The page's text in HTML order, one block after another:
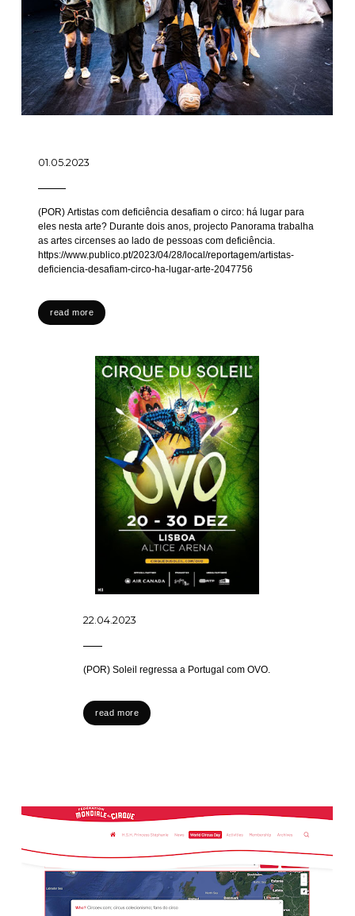
01.05.2023
(POR) Artistas com deficiência desafiam o circo: há lugar para
eles nesta arte? Durante dois anos, projecto Panorama trabalha
as artes circenses ao lado de pessoas com deficiência.
https://www.publico.pt/2023/04/28/local/reportagem/artistas-
deficiencia-desafiam-circo-ha-lugar-arte-2047756
read more
22.04.2023
(POR) Soleil regressa a Portugal com OVO.
read more